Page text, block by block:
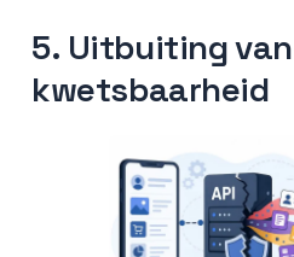
5. Uitbuiting van
kwetsbaarheid